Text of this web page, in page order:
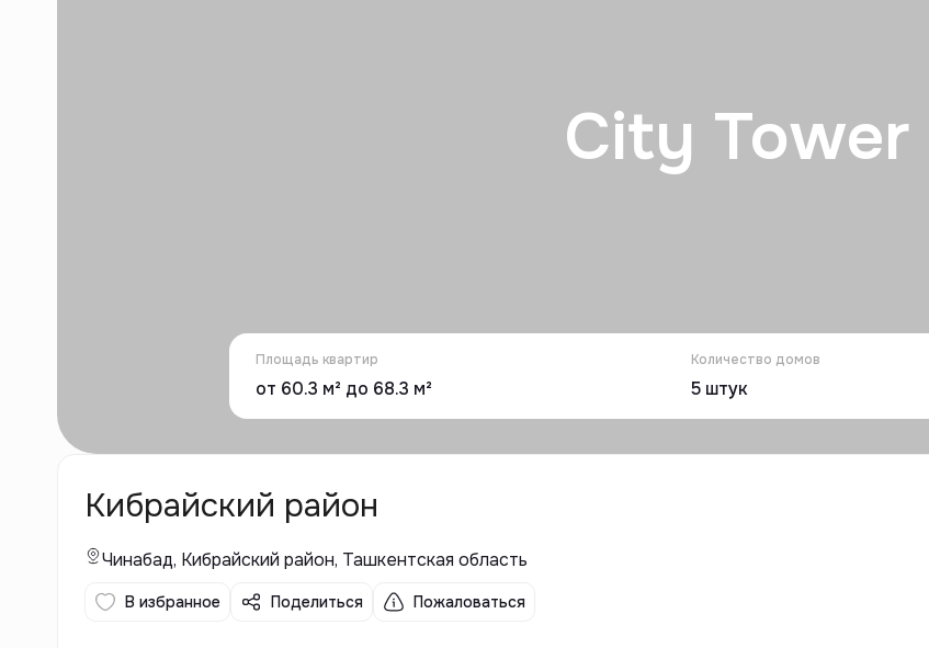
City Tower
Площадь квартир
от 60.3 м² до 68.3 м²
Количество домов
5 штук
Кибрайский район
Чинабад, Кибрайский район, Ташкентская область
В избранное Поделиться Пожаловаться